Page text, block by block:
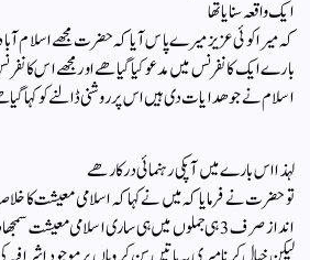
ایک واقعہ سنایا تھا
کہ میرا کوئی عزیز میرے پاس آیا کہ حضرت مجھے اسلام
بارے ایک کانفرنس میں مدعو کیا گیا ھے اور مجھے اس
اسلام نے جو ھدایات دی ہیں اس پر روشنی ڈالنے کو کہا
لہذا اس بارے میں آپکی رہنمائی درکار ھے
تو حضرت نے فرمایا کہ میں نے کہا کہ اسلامی معیشت کا خلاصہ
انداز صرف 3 ہی جملوں میں ہی ساری اسلامی معیشت سمجھا دوں گا